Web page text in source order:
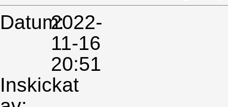
Datum:2022-
11-16
20:51
Inskickat